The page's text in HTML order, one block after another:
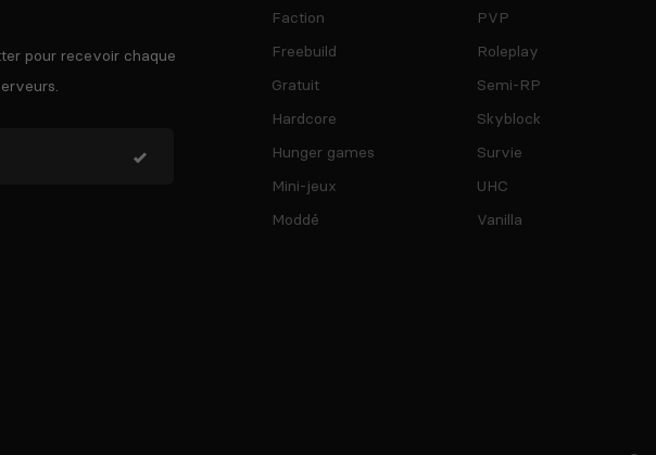
pour recevoir chaque
Faction
Freebuild
Gratuit
Hardcore
Hunger games
Mini-jeux
Moddé
PVP
Roleplay
Semi-RP
Skyblock
Survie
UHC
Vanilla